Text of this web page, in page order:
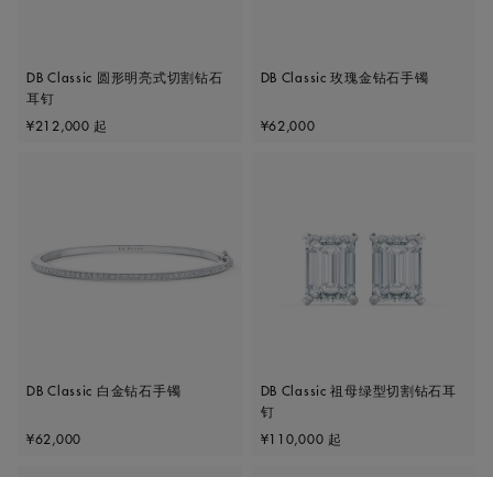
DB Classic 圆形明亮式切割钻石
耳钉
Original price
¥212,000 起
DB Classic 玫瑰金钻石手镯
Original price
¥62,000
DB Classic 白金钻石手镯
Original price
¥62,000
DB Classic 祖母绿型切割钻石耳
钉
Original price
¥110,000 起